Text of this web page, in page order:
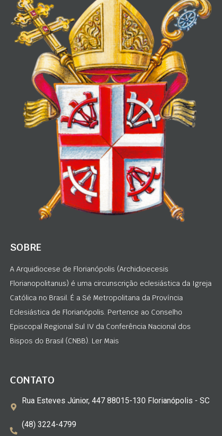
SOBRE
A Arquidiocese de Florianópolis (Archidioecesis
Florianopolitanus) é uma circunscrição eclesiástica da Igreja
Católica no Brasil. É a Sé Metropolitana da Província
Eclesiástica de Florianópolis. Pertence ao Conselho
Episcopal Regional Sul IV da Conferência Nacional dos
Bispos do Brasil (CNBB). Ler Mais
CONTATO
Rua Esteves Júnior, 447 88015-130 Florianópolis - SC
(48) 3224-4799